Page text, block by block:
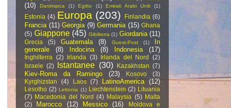
(10)
Danimarca (1) Egitto (1) Emirati Arabi Uniti (1)
Estonia (4) Europa (203) Finlandia (6)
Francia (11) Georgia (9) Germania (15) Ghana
(5) Giappone (45) Gibilterra (1) Giordania (11)
Grecia (5) Guatemala (8) Guest-Post (1)
In
generale
(8) Indocina (8) Indonesia (17)
Inghilterra (2) Irlanda (3) Irlanda del Nord
(2)
Israele (2) Istantanee (30) Kazakhstan (7)
Kiev-Roma da Ramingo (23) Kosovo
(3)
Kyrghizstan
(4) Laos (7) LatinoAmerica (12)
Lesotho (2) Lettonia (1) Liechtenstein (2) Lituania
(7) Macedonia del Nord (4) Malaysia (5) Malta
(2)
Marocco (12) Messico (16)
Moldova e